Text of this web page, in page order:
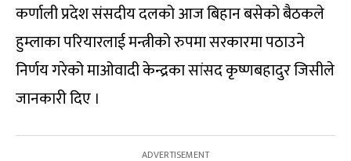
कर्णाली प्रदेश संसदीय दलको आज बिहान बसेको बैठकले
हुम्लाका परियारलाई मन्त्रीको रुपमा सरकारमा पठाउने
निर्णय गरेको माओवादी केन्द्रका सांसद कृष्णबहादुर जिसीले
जानकारी दिए ।